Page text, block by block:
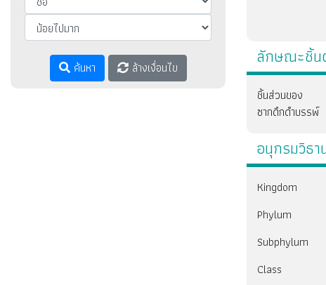
ค้นหา ล้างเงื่อนไข ลักษณะชิ้น
ชิ้นส่วนของ
ซากดึกดำบรรพ์
อนุกรมวิธา
Kingdom
Phylum
Subphylum
Class